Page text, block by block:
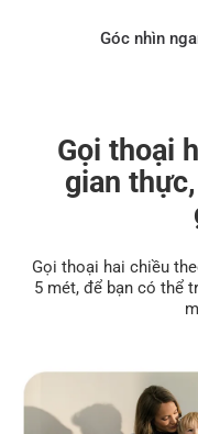
Góc nhìn
Gọi thoại
gian
Gọi thoại hai chiều
5 mét, để bạn có thể